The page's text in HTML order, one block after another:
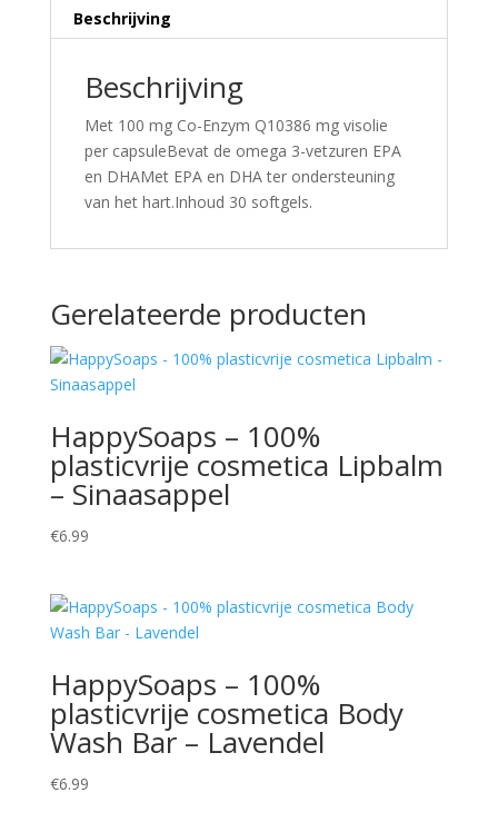
Beschrijving
Beschrijving
Met 100 mg Co-Enzym Q10386 mg visolie
per capsuleBevat de omega 3-vetzuren EPA
en DHAMet EPA en DHA ter ondersteuning
van het hart.Inhoud 30 softgels.
Gerelateerde producten
HappySoaps – 100%
plasticvrije cosmetica Lipbalm
– Sinaasappel
€6.99
HappySoaps – 100%
plasticvrije cosmetica Body
Wash Bar – Lavendel
€6.99